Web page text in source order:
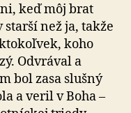
keď môj brat
než ja, takže
koho
Odvrával a
bol zasa slušný
a veril v Boha –